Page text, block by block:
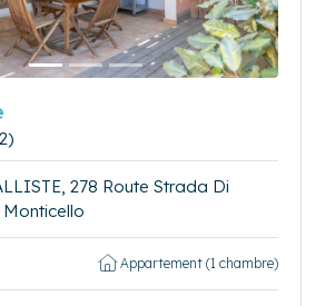
278 Route Strada Di
Appartement (1 chambre)